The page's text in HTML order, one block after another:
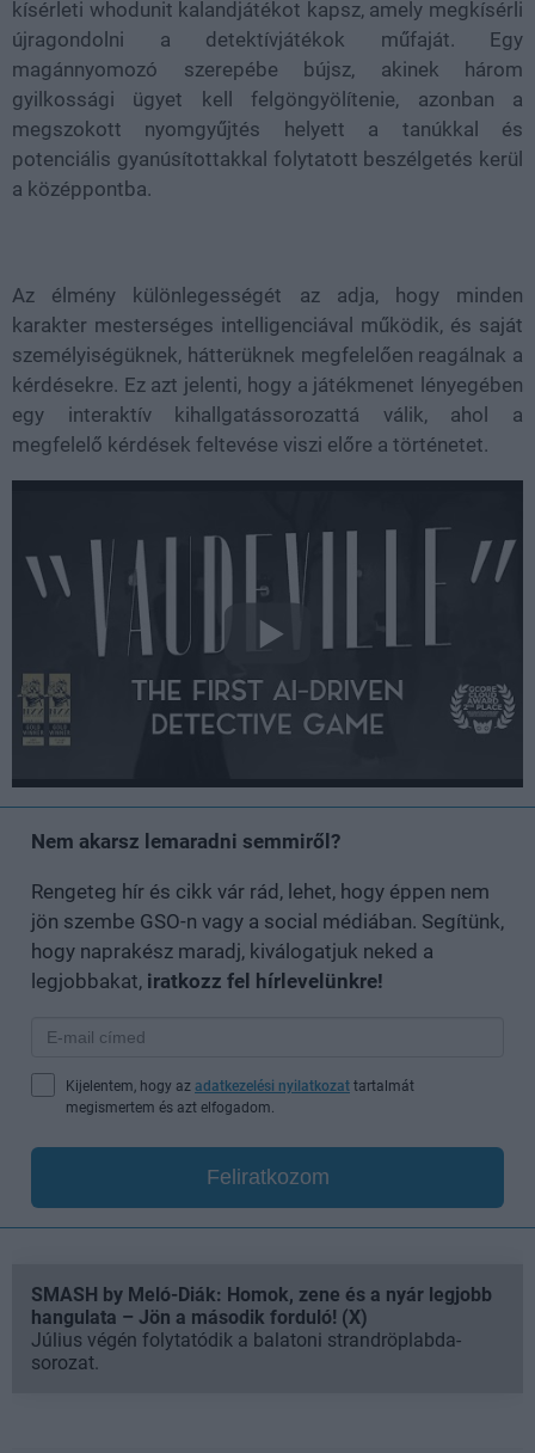
kísérleti whodunit kalandjátékot kapsz, amely megkísérli
újragondolni a detektívjátékok műfaját. Egy
magánnyomozó szerepébe bújsz, akinek három
gyilkossági ügyet kell felgöngyölítenie, azonban a
megszokott nyomgyűjtés helyett a tanúkkal és
potenciális gyanúsítottakkal folytatott beszélgetés kerül
a középpontba.
Az élmény különlegességét az adja, hogy minden
karakter mesterséges intelligenciával működik, és saját
személyiségüknek, hátterüknek megfelelően reagálnak a
kérdésekre. Ez azt jelenti, hogy a játékmenet lényegében
egy interaktív kihallgatássorozattá válik, ahol a
megfelelő kérdések feltevése viszi előre a történetet.
Nem akarsz lemaradni semmiről?
Rengeteg hír és cikk vár rád, lehet, hogy éppen nem
jön szembe GSO-n vagy a social médiában. Segítünk,
hogy naprakész maradj, kiválogatjuk neked a
legjobbakat, iratkozz fel hírlevelünkre!
Kijelentem, hogy az adatkezelési nyilatkozat tartalmát
megismertem és azt elfogadom.
Feliratkozom
SMASH by Meló-Diák: Homok, zene és a nyár legjobb
hangulata – Jön a második forduló! (X)
Július végén folytatódik a balatoni strandröplabda-
sorozat.